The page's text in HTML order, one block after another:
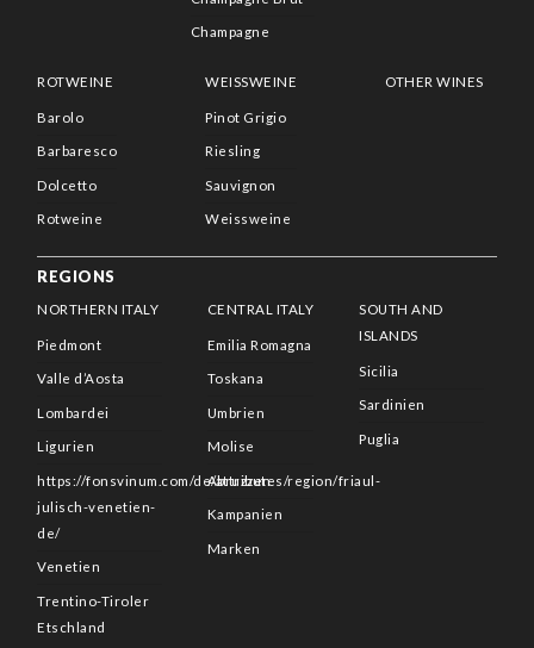
Champagne
ROTWEINE
Barolo
Barbaresco
Dolcetto
Rotweine
WEISSWEINE
Pinot Grigio
Riesling
Sauvignon
Weissweine
OTHER WINES
REGIONS
NORTHERN ITALY
Piedmont
Valle d’Aosta
Lombardei
Ligurien
https://fonsvinum.com/de/attributes/region/friaul-
julisch-venetien-
de/
Venetien
Trentino-Tiroler
Etschland
CENTRAL ITALY
Emilia Romagna
Toskana
Umbrien
Molise
Abruzzen
Kampanien
Marken
SOUTH AND
ISLANDS
Sicilia
Sardinien
Puglia